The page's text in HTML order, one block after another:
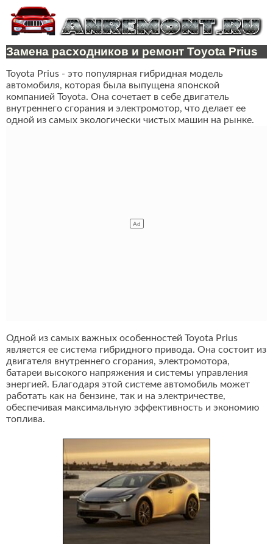
Замена расходников и ремонт Toyota Prius
Toyota Prius - это популярная гибридная модель
автомобиля, которая была выпущена японской
компанией Toyota. Она сочетает в себе двигатель
внутреннего сгорания и электромотор, что делает ее
одной из самых экологически чистых машин на рынке.
Одной из самых важных особенностей Toyota Prius
является ее система гибридного привода. Она состоит из
двигателя внутреннего сгорания, электромотора,
батареи высокого напряжения и системы управления
энергией. Благодаря этой системе автомобиль может
работать как на бензине, так и на электричестве,
обеспечивая максимальную эффективность и экономию
топлива.